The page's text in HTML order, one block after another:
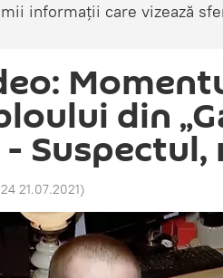
informații care vizează
din
21.07.2021)